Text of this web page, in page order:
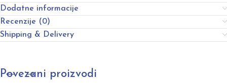
Dodatne informacije
Recenzije (0)
Shipping & Delivery
Povezani proizvodi